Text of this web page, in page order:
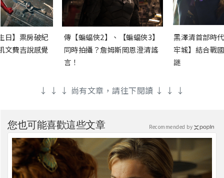
日】票房破紀
文費吉說感覺
傳【蝙蝠俠2】、【蝙蝠俠3】
同時拍攝？詹姆斯岡恩澄清謠
言！
黑澤清首部時
牢城】結合戰
謎
↓ ↓ ↓ 尚有文章，請往下閱讀 ↓ ↓ ↓
您也可能喜歡這些文章 Recommended by